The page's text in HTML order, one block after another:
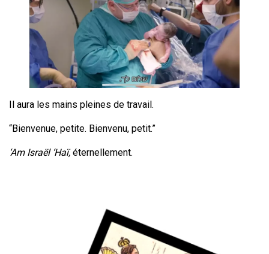
Il aura les mains pleines de travail.
“Bienvenue, petite. Bienvenu, petit.”
‘Am Israël ‘Haï,éternellement.